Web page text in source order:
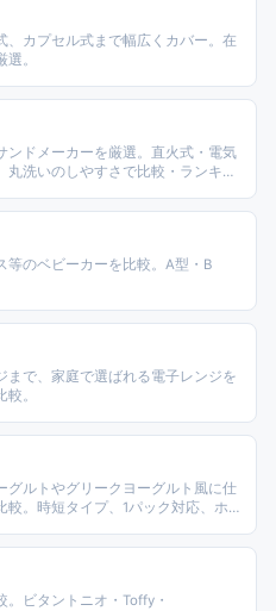
カプセル式まで幅広くカバー。在
。
ンドメーカーを厳選。直火式・電気
洗いのしやすさで比較・ランキン
等のベビーカーを比較。A型・B
で、家庭で選ばれる電子レンジを
。
グルトやグリークヨーグルト風に仕
較。時短タイプ、1パック対応、ホ
ビタントニオ・Toffy・